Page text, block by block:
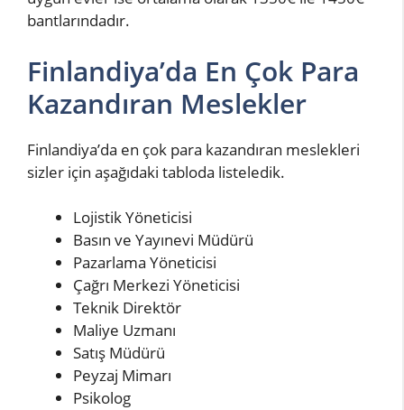
bantlarındadır.
Finlandiya’da En Çok Para
Kazandıran Meslekler
Finlandiya’da en çok para kazandıran meslekleri
sizler için aşağıdaki tabloda listeledik.
Lojistik Yöneticisi
Basın ve Yayınevi Müdürü
Pazarlama Yöneticisi
Çağrı Merkezi Yöneticisi
Teknik Direktör
Maliye Uzmanı
Satış Müdürü
Peyzaj Mimarı
Psikolog